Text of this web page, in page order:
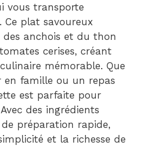
vous transporte
plat savoureux
anchois et du thon
cerises, créant
mémorable. Que
famille ou un repas
est parfaite pour
des ingrédients
préparation rapide,
et la richesse de